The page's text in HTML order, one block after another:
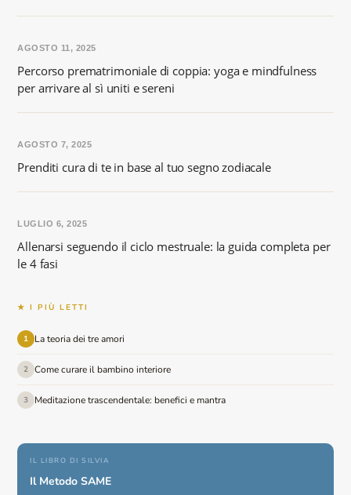
Percorso prematrimoniale di coppia: yoga e mindfulness
per arrivare al sì uniti e sereni
AGOSTO 11, 2025
Prenditi cura di te in base al tuo segno zodiacale
AGOSTO 7, 2025
Allenarsi seguendo il ciclo mestruale: la guida completa per
le 4 fasi
LUGLIO 6, 2025
★ I PIÙ LETTI
1 La teoria dei tre amori
2 Come curare il bambino interiore
3 Meditazione trascendentale: benefici e mantra
IL LIBRO DI SILVIA
Il Metodo SAME